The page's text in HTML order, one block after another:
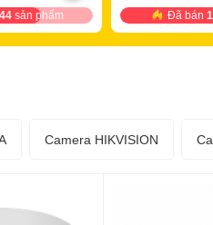
Đã bán
sản phẩm
Camera HIKVISION